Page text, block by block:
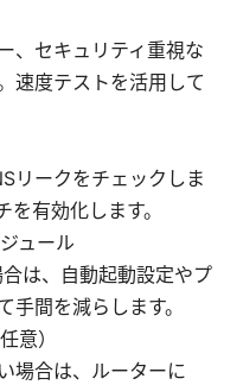
、セキュリティ重視な
速度テストを活用して
リークをチェックしま
有効化します。
ュール
は、自動起動設定やプ
手間を減らします。
意）
場合は、ルーターに